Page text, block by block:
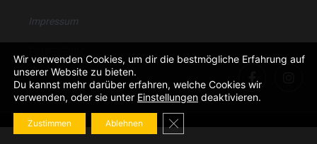
Impressum
Wir verwenden Cookies, um dir die bestmögliche Erfahrung auf
unserer Website zu bieten.
Du kannst mehr darüber erfahren, welche Cookies wir
verwenden, oder sie unter Einstellungen deaktivieren.
Zustimmen Ablehnen GDPR Cookie-Banner schließen